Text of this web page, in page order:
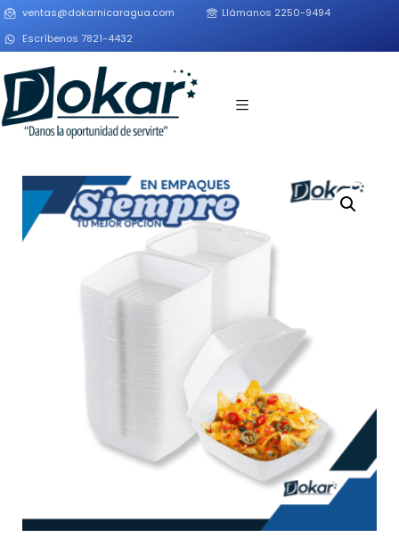
ventas@dokarnicaragua.com
Llámanos 2250-9494
Escríbenos 7821-4432